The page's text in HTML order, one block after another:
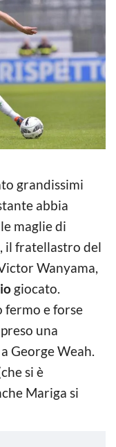
grandissimi
abbia
maglie di
il fratellastro del
Wanyama,
giocato.
fermo e forse
una
George Weah.
si è
Mariga si